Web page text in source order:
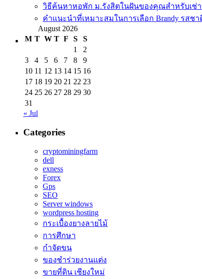
วิธีค้นหาหอพัก ม.รังสิตในฝันของคุณสำหรับเช่
คำแนะนำที่เหมาะสมในการเลือก Brandy รสชา
August 2026
M T W T F S
S
1
2
3
4 5 6 7 8
9
10 11 12 13 14 15 16
17 18 19 20 21 22 23
24 25 26 27 28 29 30
31
« Jul
Categories
cryptominingfarm
dell
exness
Forex
Gps
SEO
Server windows
wordpress hosting
กระเบื้องยางลายไม้
การศึกษา
กำจัดขน
ของชำร่วยงานแต่ง
ขายที่ดิน เชียงใหม่